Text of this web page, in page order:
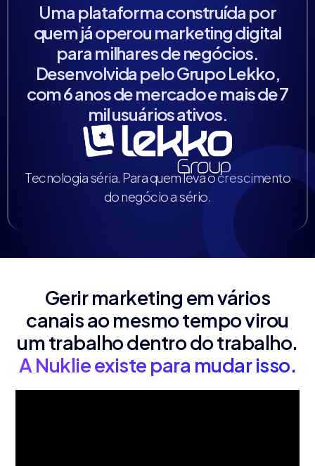
Uma plataforma construída por
quem já operou marketing digital
para milhares de negócios.
Desenvolvida pelo Grupo Lekko,
com 6 anos de mercado e mais de 7
mil usuários ativos.
Tecnologia séria. Para quem leva o crescimento
do negócio a sério.
Gerir marketing em vários
canais ao mesmo tempo virou
um trabalho dentro do trabalho.
A Nuklie existe para mudar isso.